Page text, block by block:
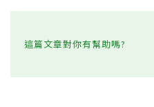
這篇文章對你有幫助嗎?